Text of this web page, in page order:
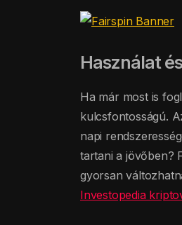
Használat
Ha már most is
kulcsfontosságú.
napi
tartani a jövőben?
gyorsan
Investopedia